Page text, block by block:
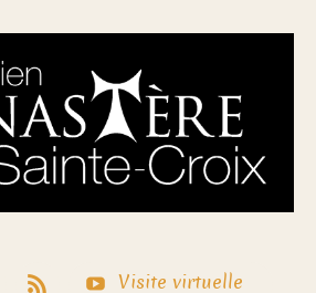
Visite virtuelle